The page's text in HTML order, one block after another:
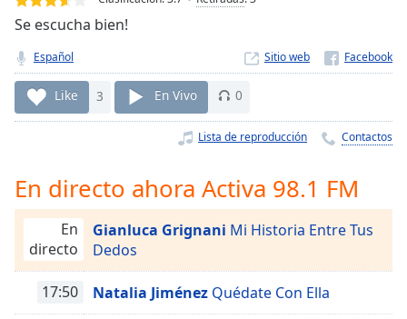
Loaded:
0.00%
TypeLIVE
Seek to
live,
currently
Time-
Playback
Rate
Chapters
Se escucha bien!
Español Sitio web
Like 3 En Vivo 0
Lista de reproducción Contactos
En directo ahora Activa 98.1 FM
En
directo
Gianluca Grignani Mi Historia Entre Tus
Dedos
17:50 Natalia Jiménez Quédate Con Ella